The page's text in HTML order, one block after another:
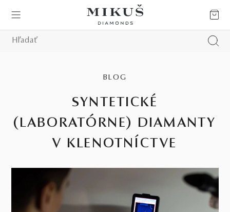
BLOG
SYNTETICKÉ
(LABORATÓRNE) DIAMANTY
V KLENOTNÍCTVE